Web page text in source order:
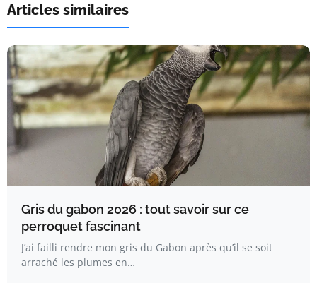
Articles similaires
Gris du gabon 2026 : tout savoir sur ce
perroquet fascinant
J’ai failli rendre mon gris du Gabon après qu’il se soit
arraché les plumes en…